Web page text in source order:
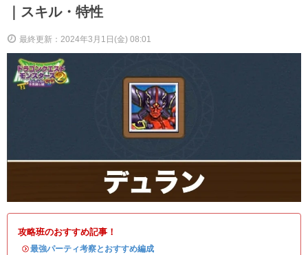
｜スキル・特性
最終更新：2024年3月1日(金) 08:01
攻略班のおすすめ記事！
・最強パーティ考察とおすすめ編成